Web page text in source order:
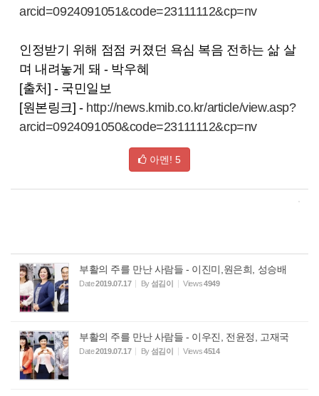
arcid=0924091051&code=23111112&cp=nv
인정받기 위해 점점 커졌던 욕심 복음 전하는 삶 살
며 내려놓게 돼 - 박우혜
[출처] - 국민일보
[원본링크] - http://news.kmib.co.kr/article/view.asp?
arcid=0924091050&code=23111112&cp=nv
아멘! 5
부활의 주를 만난 사람들 - 이진미,원은희, 성승배
Date2019.07.17 By섬김이 Views4949
부활의 주를 만난 사람들 - 이우진, 전윤정, 고재국
Date2019.07.17 By섬김이 Views4514